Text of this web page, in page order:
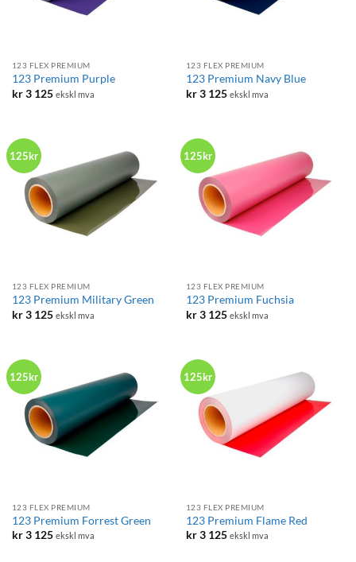
123 FLEX PREMIUM
123 Premium Purple
kr3 125 ekskl mva
123 FLEX PREMIUM
123 Premium Navy Blue
kr3 125 ekskl mva
125kr
123 FLEX PREMIUM
123 Premium Military Green
kr3 125 ekskl mva
125kr
123 FLEX PREMIUM
123 Premium Fuchsia
kr3 125 ekskl mva
125kr
123 FLEX PREMIUM
123 Premium Forrest Green
kr3 125 ekskl mva
125kr
123 FLEX PREMIUM
123 Premium Flame Red
kr3 125 ekskl mva